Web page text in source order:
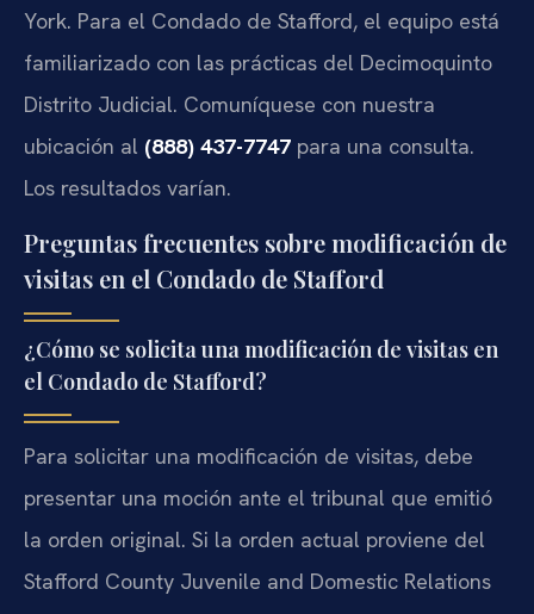
York. Para el Condado de Stafford, el equipo está
familiarizado con las prácticas del Decimoquinto
Distrito Judicial. Comuníquese con nuestra
ubicación al (888) 437-7747 para una consulta.
Los resultados varían.
Preguntas frecuentes sobre modificación de
visitas en el Condado de Stafford
¿Cómo se solicita una modificación de visitas en
el Condado de Stafford?
Para solicitar una modificación de visitas, debe
presentar una moción ante el tribunal que emitió
la orden original. Si la orden actual proviene del
Stafford County Juvenile and Domestic Relations